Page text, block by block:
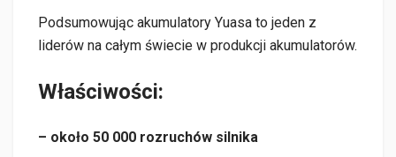
Podsumowując akumulatory Yuasa to jeden z
liderów na całym świecie w produkcji akumulatorów.
Właściwości:
– około 50 000 rozruchów silnika